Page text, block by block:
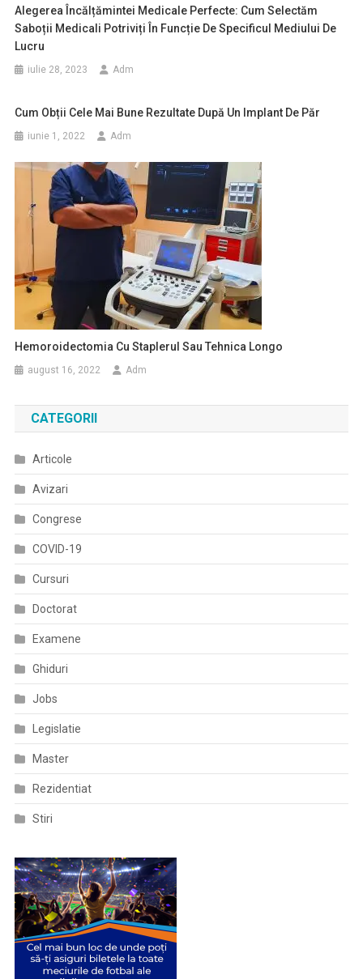
Alegerea Încălțămintei Medicale Perfecte: Cum Selectăm
Saboții Medicali Potriviți În Funcție De Specificul Mediului De
Lucru
iulie 28, 2023 Adm
Cum Obții Cele Mai Bune Rezultate După Un Implant De Păr
iunie 1, 2022 Adm
Hemoroidectomia Cu Staplerul Sau Tehnica Longo
august 16, 2022 Adm
CATEGORII
Articole
Avizari
Congrese
COVID-19
Cursuri
Doctorat
Examene
Ghiduri
Jobs
Legislatie
Master
Rezidentiat
Stiri